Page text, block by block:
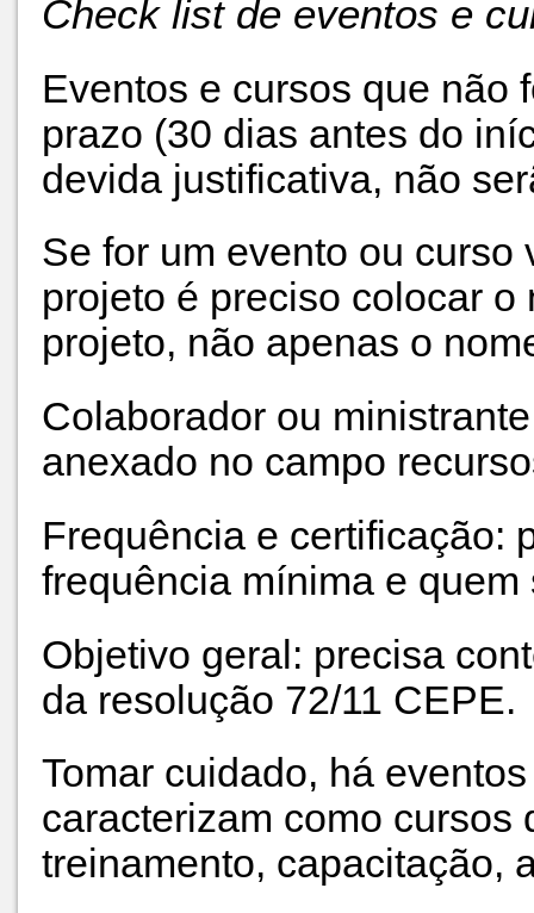
Check list de eventos e
Eventos e cursos que não
prazo (30 dias antes do
devida justificativa, não
Se for um evento ou
projeto é preciso colocar
projeto, não apenas o
Colaborador ou
anexado no campo
Frequência e certificação:
frequência mínima e quem
Objetivo geral: precisa
da resolução 72/11 CEPE.
Tomar cuidado, há
caracterizam como cursos
treinamento, capacitação,